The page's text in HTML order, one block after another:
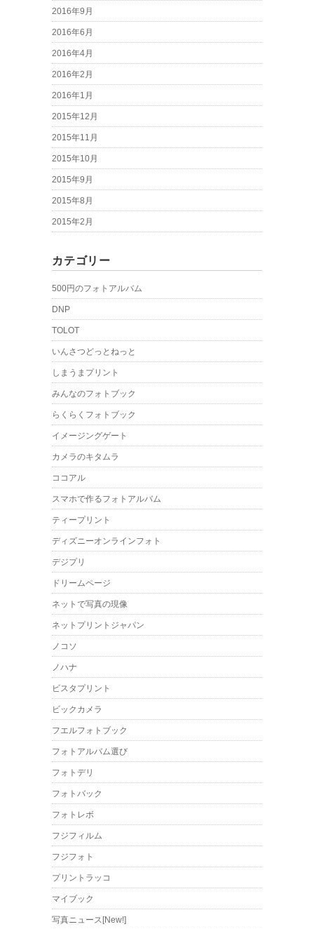
2016年9月
2016年6月
2016年4月
2016年2月
2016年1月
2015年12月
2015年11月
2015年10月
2015年9月
2015年8月
2015年2月
カテゴリー
500円のフォトアルバム
DNP
TOLOT
いんさつどっとねっと
しまうまプリント
みんなのフォトブック
らくらくフォトブック
イメージングゲート
カメラのキタムラ
ココアル
スマホで作るフォトアルバム
ティープリント
ディズニーオンラインフォト
デジプリ
ドリームページ
ネットで写真の現像
ネットプリントジャパン
ノコソ
ノハナ
ビスタプリント
ビックカメラ
フエルフォトブック
フォトアルバム選び
フォトデリ
フォトバック
フォトレボ
フジフィルム
フジフォト
プリントラッコ
マイブック
写真ニュース[New!]